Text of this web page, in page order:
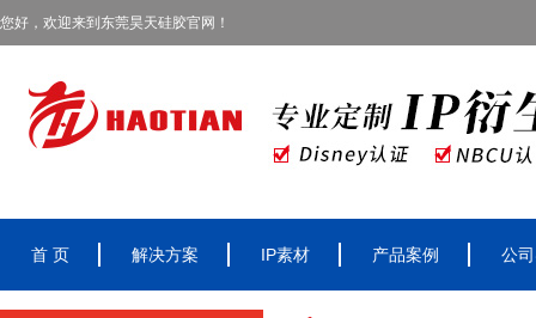
您好，欢迎来到东莞昊天硅胶官网！
首 页 解决方案 IP素材 产品案例 公